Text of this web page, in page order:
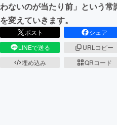
わないのが当たり前」という常
を変えていきます。
ポスト
シェア
LINEで送る
URLコピー
埋め込み
QRコード